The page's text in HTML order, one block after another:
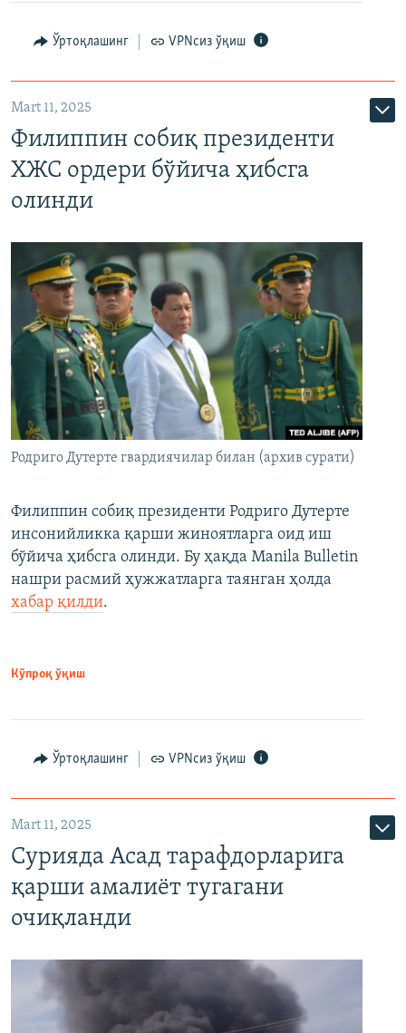
Ўртоқлашинг VPNсиз ўқиш
Mart 11, 2025
Филиппин собиқ президенти
ХЖС ордери бўйича ҳибсга
олинди
Родриго Дутерте гвардиячилар билан (архив сурати)
Филиппин собиқ президенти Родриго Дутерте
инсонийликка қарши жиноятларга оид иш
бўйича ҳибсга олинди. Бу ҳақда Manila Bulletin
нашри расмий ҳужжатларга таянган ҳолда
хабар қилди.
Кўпроқ ўқиш
Ўртоқлашинг VPNсиз ўқиш
Mart 11, 2025
Сурияда Асад тарафдорларига
қарши амалиёт тугагани
очиқланди